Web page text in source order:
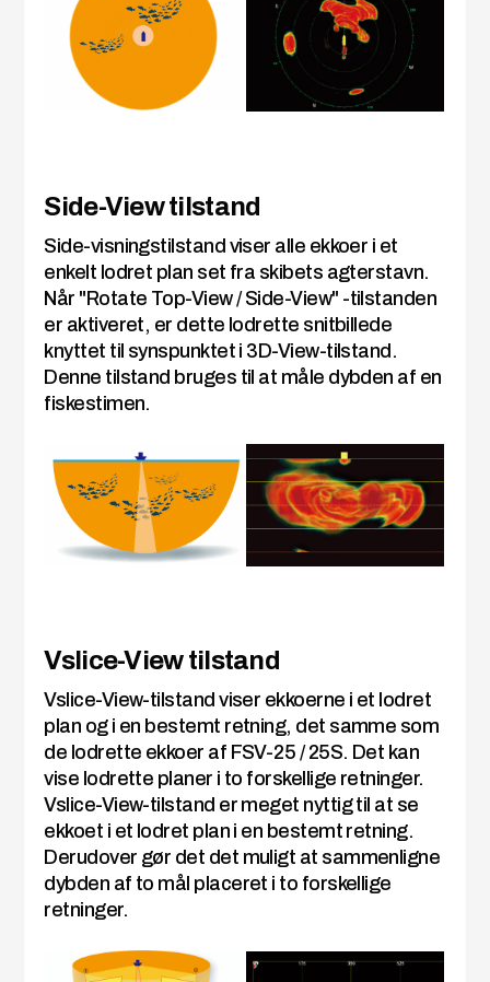
Side-View tilstand
Side-visningstilstand viser alle ekkoer i et
enkelt lodret plan set fra skibets agterstavn.
Når "Rotate Top-View / Side-View" -tilstanden
er aktiveret, er dette lodrette snitbillede
knyttet til synspunktet i 3D-View-tilstand.
Denne tilstand bruges til at måle dybden af en
fiskestimen.
Vslice-View tilstand
Vslice-View-tilstand viser ekkoerne i et lodret
plan og i en bestemt retning, det samme som
de lodrette ekkoer af FSV-25 / 25S. Det kan
vise lodrette planer i to forskellige retninger.
Vslice-View-tilstand er meget nyttig til at se
ekkoet i et lodret plan i en bestemt retning.
Derudover gør det det muligt at sammenligne
dybden af to mål placeret i to forskellige
retninger.